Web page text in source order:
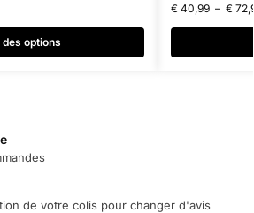
des options
€40,99 – €
de votre colis pour changer d'avis